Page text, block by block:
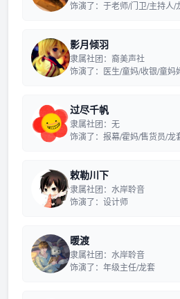
饰演了：于老师/门卫/主持人/
影月倾羽
隶属社团：裔美声社
饰演了：医生/童妈/收银/童妈
过尽千帆
隶属社团：无
饰演了：报幕/霍妈/售货员/龙
敕勒川下
隶属社团：水岸聆音
饰演了：设计师
暖渡
隶属社团：水岸聆音
饰演了：年级主任/龙套